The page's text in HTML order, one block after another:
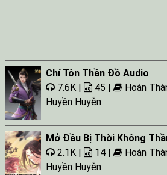
Chí Tôn Thần Đồ Audio
7.6K |
45 |
Hoàn
Huyền Huyễn
Mở Đầu Bị Thời Không
2.1K |
14 |
Hoàn
Huyền Huyễn